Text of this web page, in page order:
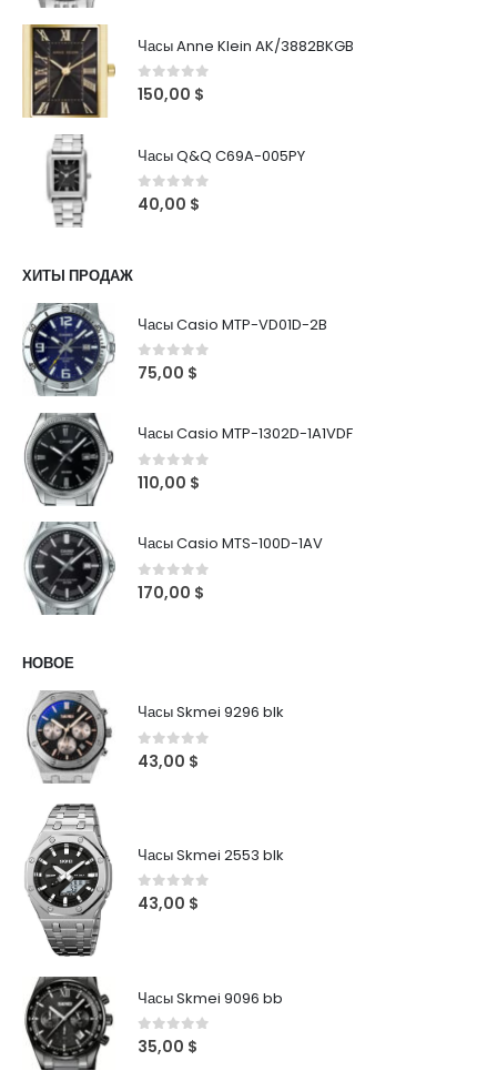
Часы Anne Klein AK/3882BKGB
0out of 5
150,00 $
Часы Q&Q C69A-005PY
0 out of 5
40,00 $
ХИТЫ ПРОДАЖ
Часы Casio MTP-VD01D-2B
0out of 5
75,00 $
Часы Casio MTP-1302D-1A1VDF
0out of 5
110,00 $
Часы Casio MTS-100D-1AV
0out of 5
170,00 $
НОВОЕ
Часы Skmei 9296 blk
0 out of 5
43,00 $
Часы Skmei 2553 blk
0 out of 5
43,00 $
Часы Skmei 9096 bb
0out of 5
35,00 $